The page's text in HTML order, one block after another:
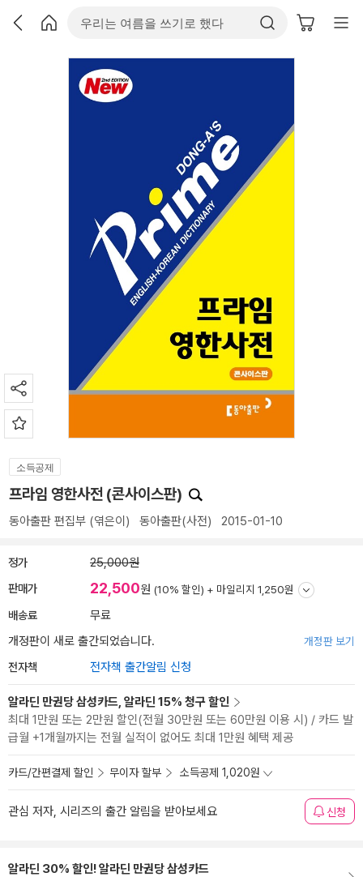
소득공제
프라임 영한사전 (콘사이스판)
동아출판 편집부 (엮은이) 동아출판(사전) 2015-01-10
정가 25,000원
판매가 22,500원 (10% 할인) + 마일리지 1,250원
배송료
무료
개정판이 새로 출간되었습니다.
개정판 보기
전자책 전자책 출간알림 신청
알라딘 만권당 삼성카드, 알라딘 15% 청구 할인
최대 1만원 또는 2만원 할인(전월 30만원 또는 60만원 이용 시) / 카드 발
급월 +1개월까지는 전월 실적이 없어도 최대 1만원 혜택 제공
카드/간편결제 할인 무이자 할부 소득공제 1,020원
관심 저자, 시리즈의 출간 알림을 받아보세요 신청
알라딘 30% 할인! 알라딘 만권당 삼성카드